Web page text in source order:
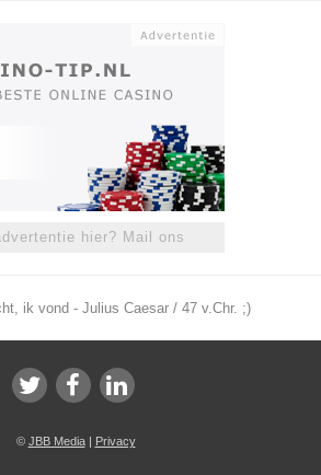
hier? Mail ons
ik vond - Julius Caesar / 47 v.Chr. ;)
© JBB Media| Privacy